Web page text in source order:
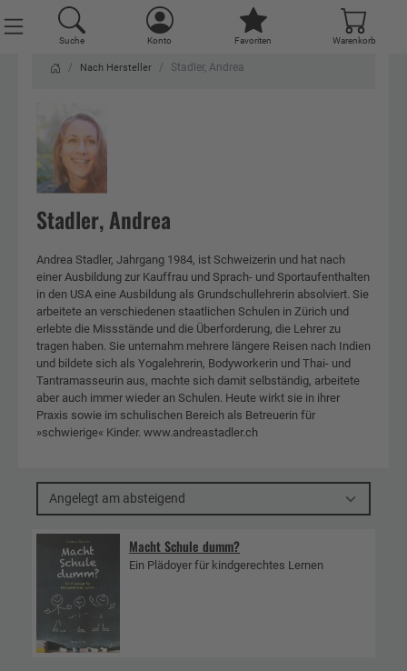
Suche Konto Favoriten Warenkorb
Nach Hersteller Stadler, Andrea
Stadler, Andrea
Andrea Stadler, Jahrgang 1984, ist Schweizerin und hat nach
einer Ausbildung zur Kauffrau und Sprach- und Sportaufenthalten
in den USA eine Ausbildung als Grundschullehrerin absolviert. Sie
arbeitete an verschiedenen staatlichen Schulen in Zürich und
erlebte die Missstände und die Überforderung, die Lehrer zu
tragen haben. Sie unternahm mehrere längere Reisen nach Indien
und bildete sich als Yogalehrerin, Bodyworkerin und Thai- und
Tantramasseurin aus, machte sich damit selbständig, arbeitete
aber auch immer wieder an Schulen. Heute wirkt sie in ihrer
Praxis sowie im schulischen Bereich als Betreuerin für
»schwierige« Kinder. www.andreastadler.ch
Angelegt am absteigend
Macht Schule dumm?
Ein Plädoyer für kindgerechtes Lernen